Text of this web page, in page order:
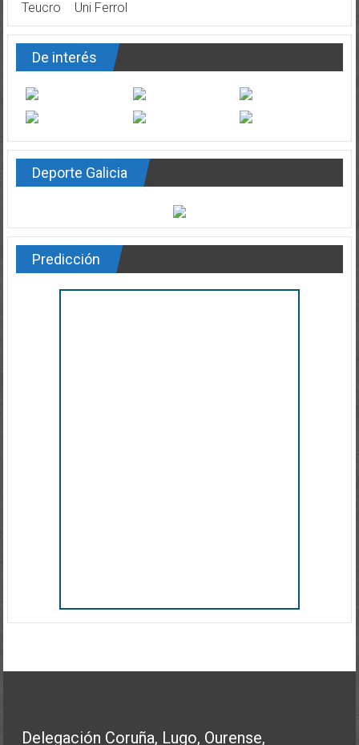
Teucro
Uni Ferrol
De interés
Deporte Galicia
Predicción
Delegación Coruña, Lugo, Ourense,